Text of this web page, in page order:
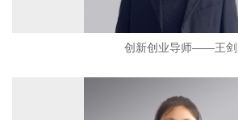
创新创业导师——王剑